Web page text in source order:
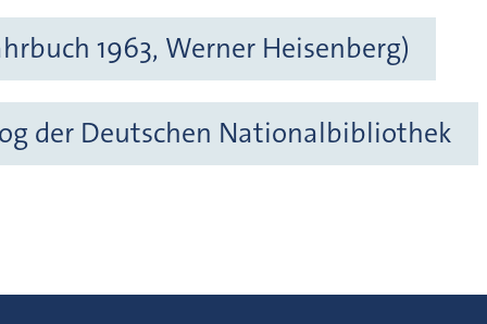
1963, Werner Heisenberg)
der Deutschen Nationalbibliothek